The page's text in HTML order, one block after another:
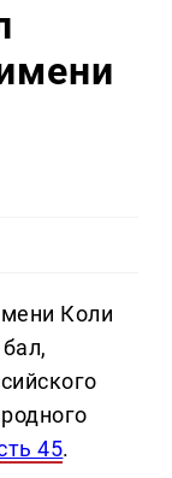
Коли
45.